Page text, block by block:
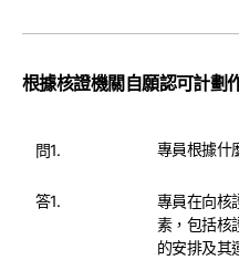
根據核證機關自願認可計劃
問1. 專員根據什
答1.
專員在向核
素，包括核
的安排及其